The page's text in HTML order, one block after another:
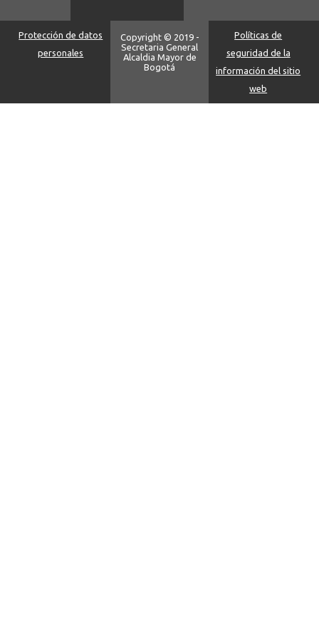
Protección de datos
personales
Copyright © 2019 -
Secretaria General
Alcaldia Mayor de
Bogotá
Políticas de
seguridad de la
información del sitio
web